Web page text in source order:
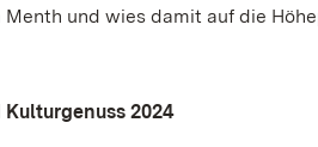
und wies damit auf die
2024